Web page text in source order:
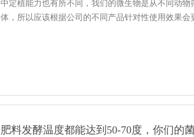
中定植能力也有所不同，我们的微生物是从不同动物
体，所以应该根据公司的不同产品针对性使用效果会
肥料发酵温度都能达到50-70度，你们的